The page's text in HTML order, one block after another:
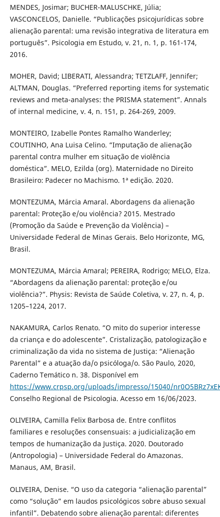
MENDES, Josimar; BUCHER-MALUSCHKE, Júlia;
VASCONCELOS, Danielle. “Publicações psicojurídicas sobre
alienação parental: uma revisão integrativa de literatura em
português”. Psicologia em Estudo, v. 21, n. 1, p. 161-174,
2016.
MOHER, David; LIBERATI, Alessandra; TETZLAFF, Jennifer;
ALTMAN, Douglas. “Preferred reporting items for systematic
reviews and meta-analyses: the PRISMA statement”. Annals
of internal medicine, v. 4, n. 151, p. 264-269, 2009.
MONTEIRO, Izabelle Pontes Ramalho Wanderley;
COUTINHO, Ana Luisa Celino. “Imputação de alienação
parental contra mulher em situação de violência
doméstica”. MELO, Ezilda (org). Maternidade no Direito
Brasileiro: Padecer no Machismo. 1ª edição. 2020.
MONTEZUMA, Márcia Amaral. Abordagens da alienação
parental: Proteção e/ou violência? 2015. Mestrado
(Promoção da Saúde e Prevenção da Violência) –
Universidade Federal de Minas Gerais. Belo Horizonte, MG,
Brasil.
MONTEZUMA, Márcia Amaral; PEREIRA, Rodrigo; MELO, Elza.
“Abordagens da alienação parental: proteção e/ou
violência?”. Physis: Revista de Saúde Coletiva, v. 27, n. 4, p.
1205–1224, 2017.
NAKAMURA, Carlos Renato. “O mito do superior interesse
da criança e do adolescente”. Cristalização, patologização e
criminalização da vida no sistema de Justiça: “Alienação
Parental” e a atuação da/o psicóloga/o. São Paulo, 2020,
Caderno Temático n. 38. Disponível em
https://www.crpsp.org/uploads/impresso/15040/
Conselho Regional de Psicologia. Acesso em 16/06/2023.
OLIVEIRA, Camilla Felix Barbosa de. Entre conflitos
familiares e resoluções consensuais: a judicialização em
tempos de humanização da Justiça. 2020. Doutorado
(Antropologia) – Universidade Federal do Amazonas.
Manaus, AM, Brasil.
OLIVEIRA, Denise. “O uso da categoria “alienação parental”
como “solução” em laudos psicológicos sobre abuso sexual
infantil”. Debatendo sobre alienação parental: diferentes